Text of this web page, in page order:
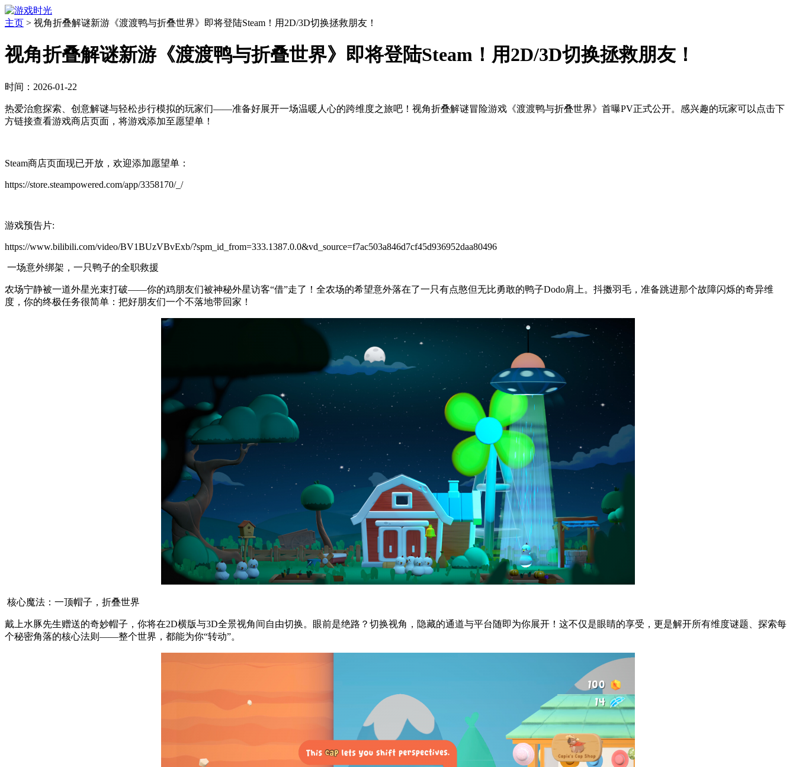
主页 > 视角折叠解谜新游《渡渡鸭与折叠世界》即将登陆Steam！用2D/3D切换拯救朋友！
视角折叠解谜新游《渡渡鸭与折叠世界》即将登陆Steam！用2D/3D切换拯救朋友！
时间：2026-01-22
热爱治愈探索、创意解谜与轻松步行模拟的玩家们——准备好展开一场温暖人心的跨维度之旅吧！视角折叠解谜冒险游戏《渡渡鸭与折叠世界》首曝PV正式公开。感兴趣的玩家可以点击下
方链接查看游戏商店页面，将游戏添加至愿望单！
Steam商店页面现已开放，欢迎添加愿望单：
https://store.steampowered.com/app/3358170/_/
游戏预告片:
https://www.bilibili.com/video/BV1BUzVBvExb/?spm_id_from=333.1387.0.0&vd_source=f7ac503a846d7cf45d936952daa80496
一场意外绑架，一只鸭子的全职救援
农场宁静被一道外星光束打破——你的鸡朋友们被神秘外星访客“借”走了！全农场的希望意外落在了一只有点憨但无比勇敢的鸭子Dodo肩上。抖擞羽毛，准备跳进那个故障闪烁的奇异维
度，你的终极任务很简单：把好朋友们一个不落地带回家！
核心魔法：一顶帽子，折叠世界
戴上水豚先生赠送的奇妙帽子，你将在2D横版与3D全景视角间自由切换。眼前是绝路？切换视角，隐藏的通道与平台随即为你展开！这不仅是眼睛的享受，更是解开所有维度谜题、探索每
个秘密角落的核心法则——整个世界，都能为你“转动”。